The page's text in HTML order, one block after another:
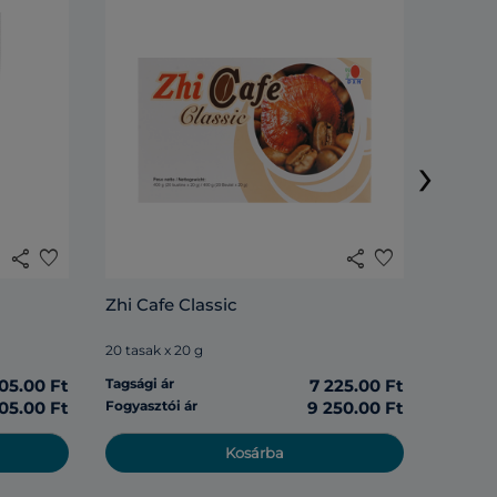
share favorite
Ft
Ft
share favorite
Zhi Cafe Classic
20 tasak x 20 g
Tagsági ár
7 225.00 Ft
Fogyasztói ár 9 250.00 Ft
Kosárba
›